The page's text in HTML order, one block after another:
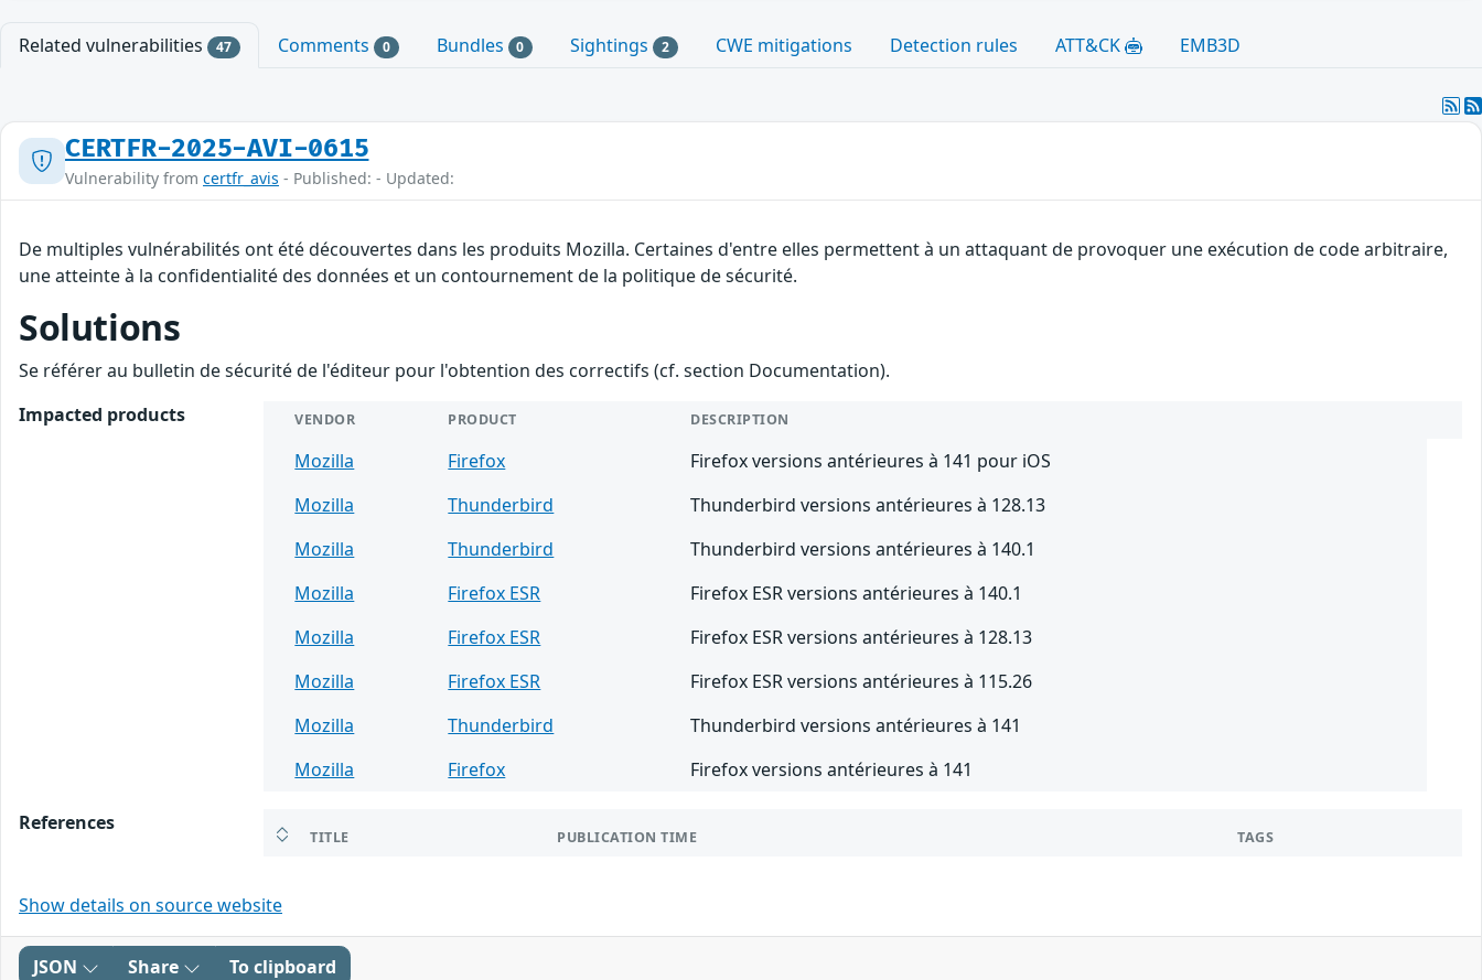
Related vulnerabilities 47 Comments 0 Bundles 0 Sightings 2 CWE mitigations Detection rules ATT&CK EMB3D
CERTFR-2025-AVI-0615
Vulnerability from certfr_avis - Published: - Updated:
De multiples vulnérabilités ont été découvertes dans les produits Mozilla. Certaines d'entre elles permettent à un attaquant de provoquer une exécution de code arbitraire,
une atteinte à la confidentialité des données et un contournement de la politique de sécurité.
Solutions
Se référer au bulletin de sécurité de l'éditeur pour l'obtention des correctifs (cf. section Documentation).
Impacted products
VENDOR PRODUCT DESCRIPTION
Mozilla Firefox
Firefox versions antérieures à 141 pour iOS
Mozilla
Thunderbird
Thunderbird versions antérieures à 128.13
Mozilla
Thunderbird
Thunderbird versions antérieures à 140.1
Mozilla
Firefox ESR
Firefox ESR versions antérieures à 140.1
Mozilla
Firefox ESR
Firefox ESR versions antérieures à 128.13
Mozilla
Firefox ESR
Firefox ESR versions antérieures à 115.26
Mozilla
Thunderbird
Thunderbird versions antérieures à 141
Mozilla
Firefox Firefox versions antérieures à 141
References
TITLE PUBLICATION TIME TAGS
Show details on source website
JSON Share To clipboard